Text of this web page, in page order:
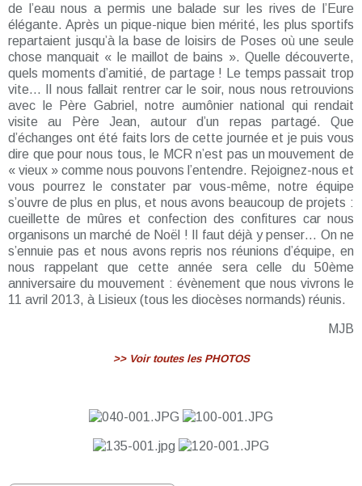
de l’eau nous a permis une balade sur les rives de l’Eure
élégante. Après un pique-nique bien mérité, les plus sportifs
repartaient jusqu’à la base de loisirs de Poses où une seule
chose manquait « le maillot de bains ». Quelle découverte,
quels moments d’amitié, de partage ! Le temps passait trop
vite... Il nous fallait rentrer car le soir, nous nous retrouvions
avec le Père Gabriel, notre aumônier national qui rendait
visite au Père Jean, autour d’un repas partagé. Que
d’échanges ont été faits lors de cette journée et je puis vous
dire que pour nous tous, le MCR n’est pas un mouvement de
« vieux » comme nous pouvons l’entendre. Rejoignez-nous et
vous pourrez le constater par vous-même, notre équipe
s’ouvre de plus en plus, et nous avons beaucoup de projets :
cueillette de mûres et confection des confitures car nous
organisons un marché de Noël ! Il faut déjà y penser… On ne
s’ennuie pas et nous avons repris nos réunions d’équipe, en
nous rappelant que cette année sera celle du 50ème
anniversaire du mouvement : évènement que nous vivrons le
11 avril 2013, à Lisieux (tous les diocèses normands) réunis.
MJB
>> Voir toutes les PHOTOS